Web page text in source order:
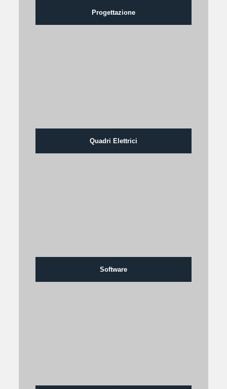
Progettazione
Quadri Elettrici
Software